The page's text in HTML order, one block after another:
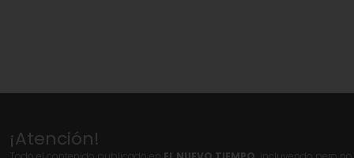
¡Atención!